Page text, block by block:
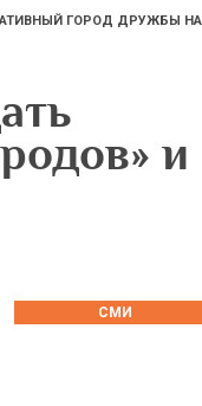
ГОРОД ДРУЖБЫ
и
СМИ